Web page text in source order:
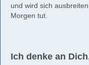
und wird sich
Morgen tut.
Ich denke an